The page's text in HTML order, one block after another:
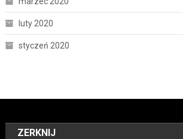
luty 2020
styczeń 2020
ZERKNIJ